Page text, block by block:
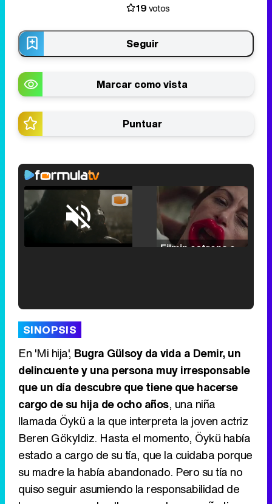
19votos
Seguir
Marcar como vista
Puntuar
Unmute /
Tráiler de '33 días', la nueva serie de Atresplayer con Julián Villagrán y José Manuel Poga
Tráiler en catalán de 'Ravalear', la nueva serie de HBO Max sobre los fondos buitre
SINOPSIS
En 'Mi hija', Bugra Gülsoy da vida a Demir, un
delincuente y una persona muy irresponsable
que un día descubre que tiene que hacerse
cargo de su hija de ocho años, una niña
llamada Öykü a la que interpreta la joven actriz
Beren Gökyldiz. Hasta el momento, Öykü había
estado a cargo de su tía, que la cuidaba porque
su madre la había abandonado. Pero su tía no
quiso seguir asumiendo la responsabilidad de